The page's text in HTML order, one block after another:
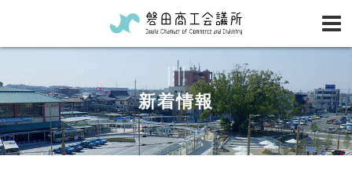
新着情報